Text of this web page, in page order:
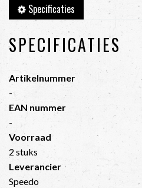
Specificaties
SPECIFICATIES
Artikelnummer
-
EAN nummer
-
Voorraad
2 stuks
Leverancier
Speedo